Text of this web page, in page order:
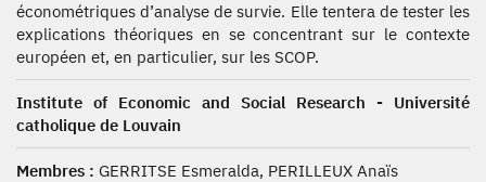
économétriques d’analyse de survie. Elle tentera de tester les
explications théoriques en se concentrant sur le contexte
européen et, en particulier, sur les SCOP.
Institute of Economic and Social Research - Université
catholique de Louvain
Membres : GERRITSE Esmeralda, PERILLEUX Anaïs